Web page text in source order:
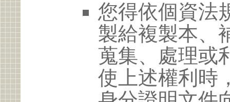
您得依個資法
製給複製本、
蒐集、處理或
使上述權利時